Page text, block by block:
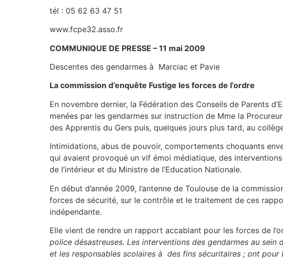
tél : 05 62 63 47 51
www.fcpe32.asso.fr
COMMUNIQUE DE PRESSE – 11 mai 2009
Descentes des gendarmes à Marciac et Pavie
La commission d’enquête Fustige les forces de l’ordre
En novembre dernier, la Fédération des Conseils de Parents
menées par les gendarmes sur instruction de Mme la
des Apprentis du Gers puis, quelques jours plus tard, au
Intimidations, abus de pouvoir, comportements choquants
qui avaient provoqué un vif émoi médiatique, des
de l’intérieur et du Ministre de l’Education Nationale.
En début d’année 2009, l’antenne de Toulouse de la
forces de sécurité, sur le contrôle et le traitement de ces
indépendante.
Elle vient de rendre un rapport accablant pour les forces de
police désastreuses. Les interventions des gendarmes au
et les responsables scolaires à des fins sécuritaires ; ont